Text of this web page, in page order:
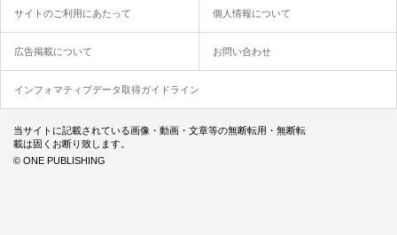
サイトのご利用にあたって 個人情報について
広告掲載について お問い合わせ
インフォマティブデータ取得ガイドライン
当サイトに記載されている画像・動画・文章等の無断転用・無断転
載は固くお断り致します。
© ONE PUBLISHING